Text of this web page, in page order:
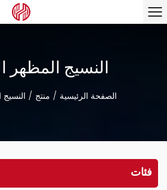
النسيج المظهر
الصفحة الرئيسية / منتج /
فئات